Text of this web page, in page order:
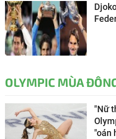
OLYMPIC MÙA
"Nữ
"oán